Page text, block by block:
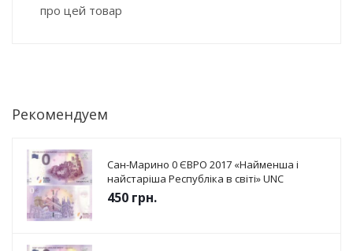
про цей товар
Рекомендуем
Сан-Марино 0 ЄВРО 2017 «Найменша і
найстаріша Республіка в світі» UNC
450 грн.